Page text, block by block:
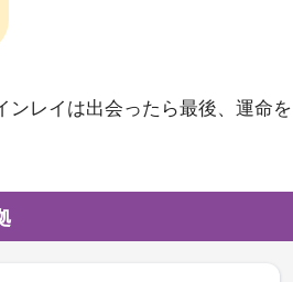
ンレイは出会ったら最後、運命を